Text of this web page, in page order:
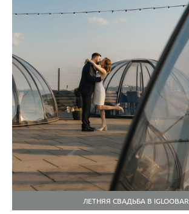
ЛЕТНЯЯ СВАДЬБА В IGLOOBAR